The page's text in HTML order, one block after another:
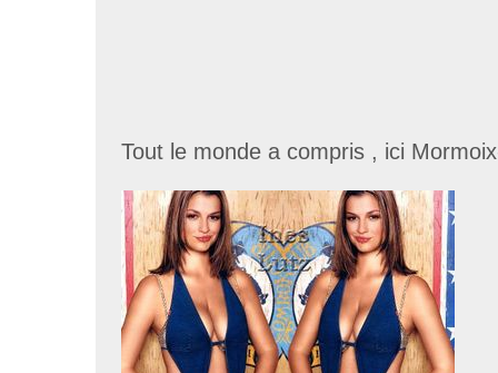
Tout le monde a compris , ici